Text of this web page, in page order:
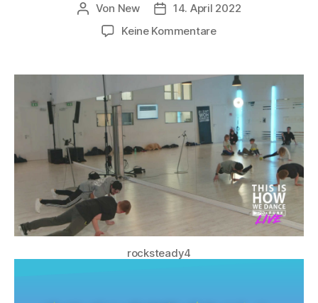
Von New
14. April 2022
Keine Kommentare
rocksteady4